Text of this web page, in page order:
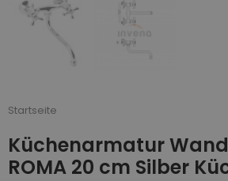
Startseite
Küchenarmatur
ROMA 20 cm Silber